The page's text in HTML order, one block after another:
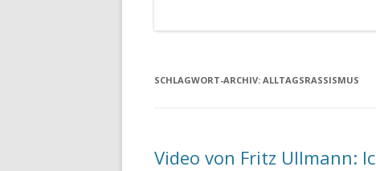
SCHLAGWORT-ARCHIV: ALLTAGSRASSISMUS
Video von Fritz Ullmann: